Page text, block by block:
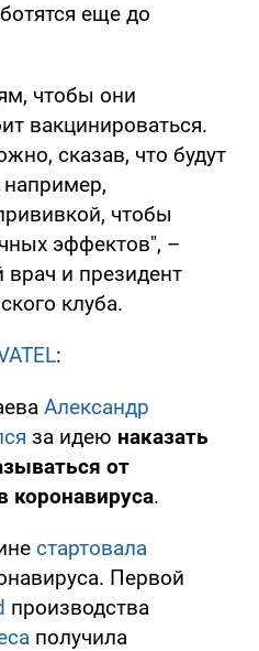
еще до
чтобы они
вакцинироваться.
сказав, что будут
чтобы
эффектов", –
и президент
клуба.
:
Александр
за идею наказать
от
коронавируса.
стартовала
Первой
производства
получила